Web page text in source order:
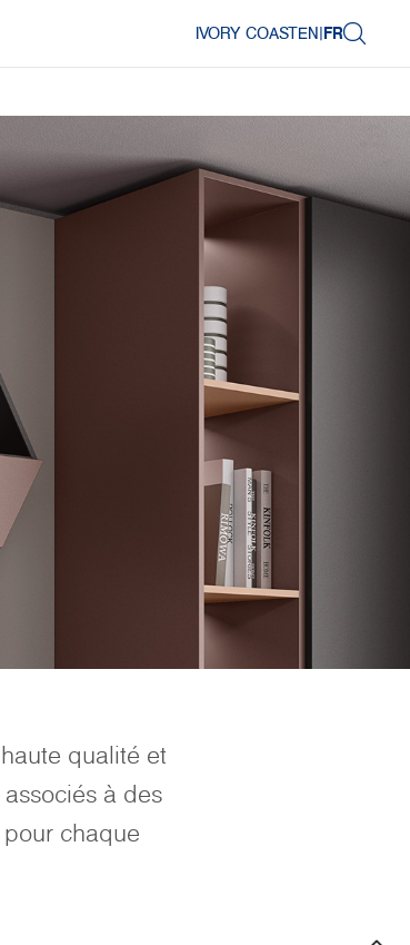
IVORY COASTEN|FR
qualité et
à des
chaque